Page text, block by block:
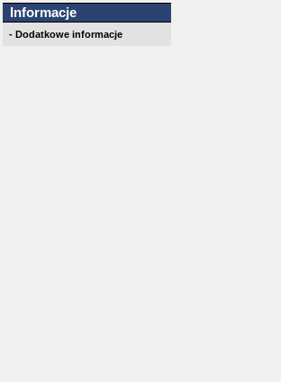
Informacje
- Dodatkowe informacje